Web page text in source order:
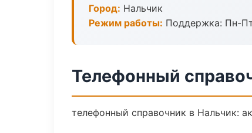
Город: Нальчик
Режим работы: Поддержка: Пн-
Телефонный
телефонный справочник в Нальчик: